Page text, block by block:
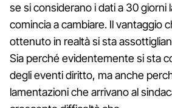
se si considerano i dati a 30 giorni
comincia a cambiare. Il vantaggio
ottenuto in realtà si sta
Sia perché evidentemente si sta
degli eventi diritto, ma anche
lamentazioni che arrivano al